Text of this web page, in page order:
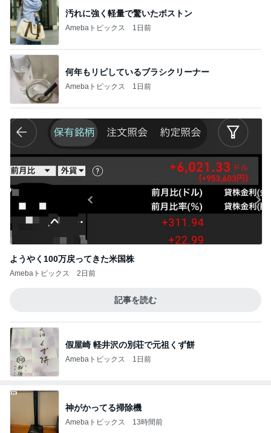
汚れに強く軽量で驚いたボストン
Amebaトピックス 1日前
何年もリピしているブラシクリーナー
Amebaトピックス 1日前
ようやく100万戻ってきた米国株
Amebaトピックス 2日前
記事を読む
假屋崎 軽井沢の別荘で元祖くず餅
Amebaトピックス 1日前
神がかってる掃除機
Amebaトピックス 13時間前